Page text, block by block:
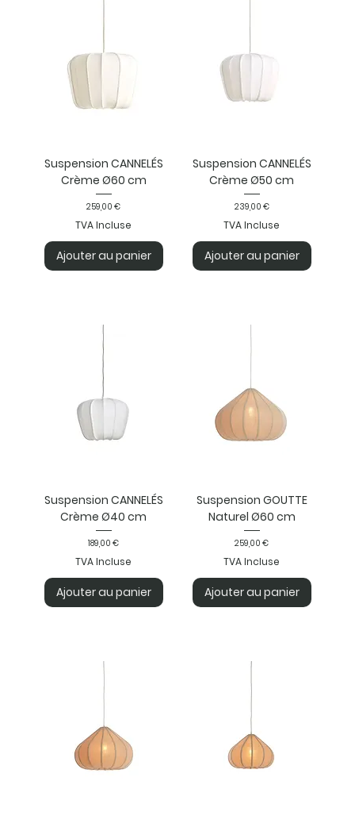
Suspension CANNELÉS
Crème Ø60 cm
Prix
259,00 €
TVA Incluse
Ajouter au panier
Suspension CANNELÉS
Crème Ø50 cm
Prix
239,00 €
TVA Incluse
Ajouter au panier
Suspension CANNELÉS
Crème Ø40 cm
Prix
189,00 €
TVA Incluse
Ajouter au panier
Suspension GOUTTE
Naturel Ø60 cm
Prix
259,00 €
TVA Incluse
Ajouter au panier